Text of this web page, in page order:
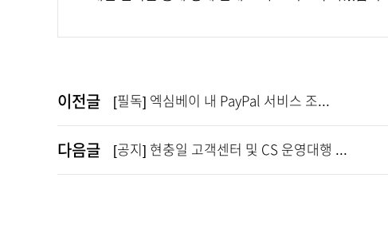
이전글 [필독] 엑심베이 내 PayPal 서비스 조...
다음글 [공지] 현충일 고객센터 및 CS 운영대행 ...